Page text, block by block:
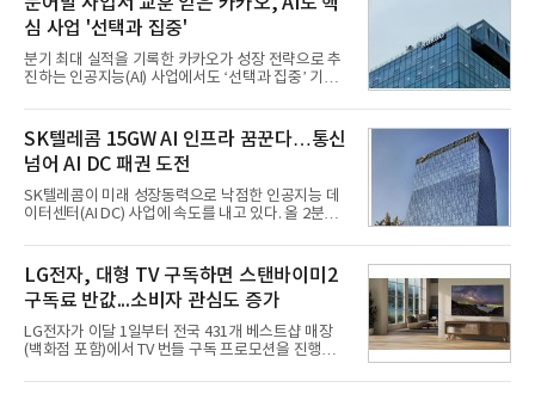
심 사업 '선택과 집중'
분기 최대 실적을 기록한 카카오가 성장 전략으로 추
진하는 인공지능(AI) 사업에서도 ‘선택과 집중’ 기조
라 투자에 나서는 것과 달리, 카카오는 ‘카카오톡’이
라는 플랫폼 경쟁력을 활용한 AI 에이전트 서비스에
집중하는 전략이다. 과거 무리한 사업 확장 과정에서
겪었던 시행착오를 되풀이하지 않고 핵심 역량에 집
중하겠다는 취지로 풀이된다.7일 업계에 따르면 카카
오는 올해 2분기 연결 기준 매출 2조985억원, 영업이
익 2770억원을 기록했다. 전년 동기 대비 매출과 영업
은 4884억
SK텔레콤 15GW AI 인프라 꿈꾼다…통신
넘어 AI DC 패권 도전
SK텔레콤이 미래 성장동력으로 낙점한 인공지능 데
이터센터(AI DC) 사업에 속도를 내고 있다. 올 2분기
는 2035년까지 총 15GW(기가와트) 규모의 AI DC를
구축하겠다는 대형 청사진을 제시하면서다. 이에 따
라 경쟁 구도 역시 이동통신사인 KT, LG유플러스를
넘어 네이버, 삼성SDS 등 IT 인프라 기업으로 확장되
고 있다.7일 SK텔레콤에 따르면 회사는 올해 2분기
연결 기준 매출 4조 3591억원, 영업이익 5660억원을
기록했다. 매출은 전년 동기 대비 0.5%, 영업이익은
LG전자, 대형 TV 구독하면 스탠바이미2
구독료 반값...소비자 관심도 증가
LG전자가 이달 1일부터 전국 431개 베스트샵 매장
(백화점 포함)에서 TV 번들 구독 프로모션을 진행하고
인해주는 프로모션이다.대상 제품은 65·77·83형 올